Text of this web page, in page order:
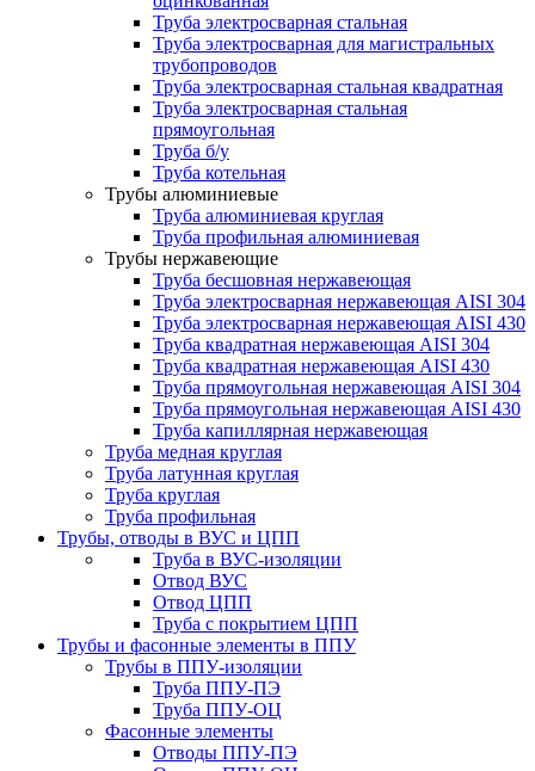
Труба электросварная стальная
Труба электросварная для магистральных
трубопроводов
Труба электросварная стальная квадратная
Труба электросварная стальная
прямоугольная
Труба б/у
Труба котельная
Трубы алюминиевые
Труба алюминиевая круглая
Труба профильная алюминиевая
Трубы нержавеющие
Труба бесшовная нержавеющая
Труба электросварная нержавеющая AISI 304
Труба электросварная нержавеющая AISI 430
Труба квадратная нержавеющая AISI 304
Труба квадратная нержавеющая AISI 430
Труба прямоугольная нержавеющая AISI 304
Труба прямоугольная нержавеющая AISI 430
Труба капиллярная нержавеющая
Труба медная круглая
Труба латунная круглая
Труба круглая
Труба профильная
Трубы, отводы в ВУС и ЦПП
Труба в ВУС-изоляции
Отвод ВУС
Отвод ЦПП
Труба с покрытием ЦПП
Трубы и фасонные элементы в ППУ
Трубы в ППУ-изоляции
Труба ППУ-ПЭ
Труба ППУ-ОЦ
Фасонные элементы
Отводы ППУ-ПЭ